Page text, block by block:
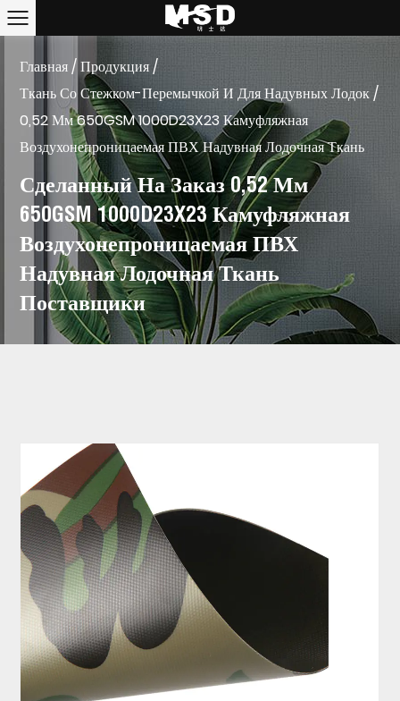
Главная/Продукция/
Ткань Со Стежком-Перемычкой И Для Надувных Лодок/
0,52 Мм 650GSM 1000D23X23 Камуфляжная
Воздухонепроницаемая ПВХ Надувная Лодочная Ткань
Сделанный На Заказ 0,52 Мм
650GSM 1000D23X23 Камуфляжная
Воздухонепроницаемая ПВХ
Надувная Лодочная Ткань
Поставщики